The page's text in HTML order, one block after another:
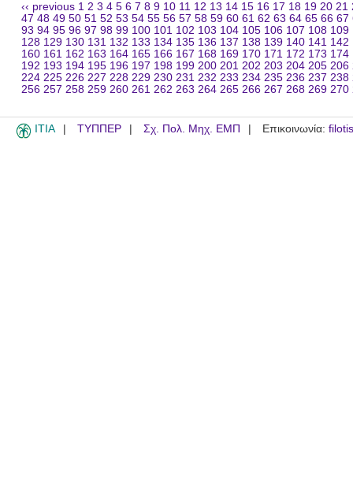
‹‹ previous 1 2 3 4 5 6 7 8 9 10 11 12 13 14 15 16 17 18 19 20 21
47 48 49 50 51 52 53 54 55 56 57 58 59 60 61 62 63 64 65 66 67
93 94 95 96 97 98 99 100 101 102 103 104 105 106 107 108 109
128 129 130 131 132 133 134 135 136 137 138 139 140 141 142
160 161 162 163 164 165 166 167 168 169 170 171 172 173 174
192 193 194 195 196 197 198 199 200 201 202 203 204 205 206
224 225 226 227 228 229 230 231 232 233 234 235 236 237 238
256 257 258 259 260 261 262 263 264 265 266 267 268 269 270
ITIA ΤΥΠΠΕΡ Σχ. Πολ. Μηχ. ΕΜΠ Επικοινωνία: